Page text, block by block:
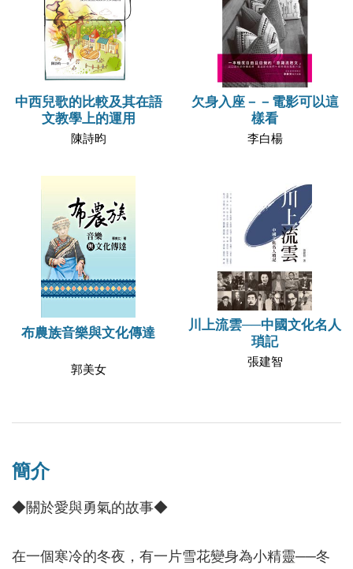
中西兒歌的比較及其在語
文教學上的運用
陳詩昀
欠身入座－－電影可以這
樣看
李白楊
布農族音樂與文化傳達
郭美女
川上流雲──中國文化名人
瑣記
張建智
簡介
◆關於愛與勇氣的故事◆
在一個寒冷的冬夜，有一片雪花變身為小精靈──冬